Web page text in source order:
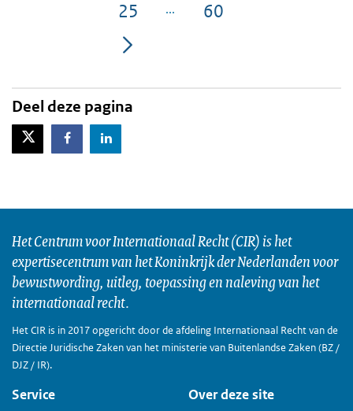
Pagina
25 Pagina
60
Deel deze pagina
X-TwitterFacebookLinkedIn
Het Centrum voor Internationaal Recht (CIR) is het
expertisecentrum van het Koninkrijk der Nederlanden voor
bewustwording, uitleg, toepassing en naleving van het
internationaal recht.
Het CIR is in 2017 opgericht door de afdeling Internationaal Recht van de
Directie Juridische Zaken van het ministerie van Buitenlandse Zaken (BZ /
DJZ / IR).
Service Over deze site